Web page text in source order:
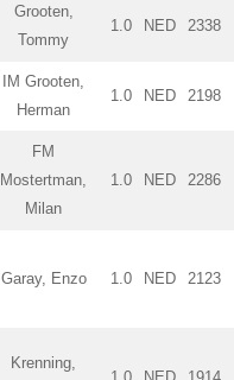
Grooten,
Tommy
1.0 NED 2338
IM Grooten,
Herman
1.0 NED 2198
FM
Mostertman,
Milan
1.0 NED 2286
Garay, Enzo 1.0 NED 2123
Krenning,